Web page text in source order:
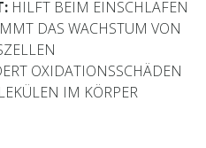
HILFT BEIM EINSCHLAFEN
DAS WACHSTUM VON
OXIDATIONSSCHÄDEN
IM KÖRPER